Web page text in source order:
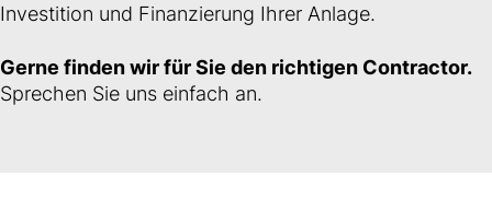
Investition und Finanzierung Ihrer Anlage.
Gerne finden wir für Sie den richtigen Contractor.
Sprechen Sie uns einfach an.